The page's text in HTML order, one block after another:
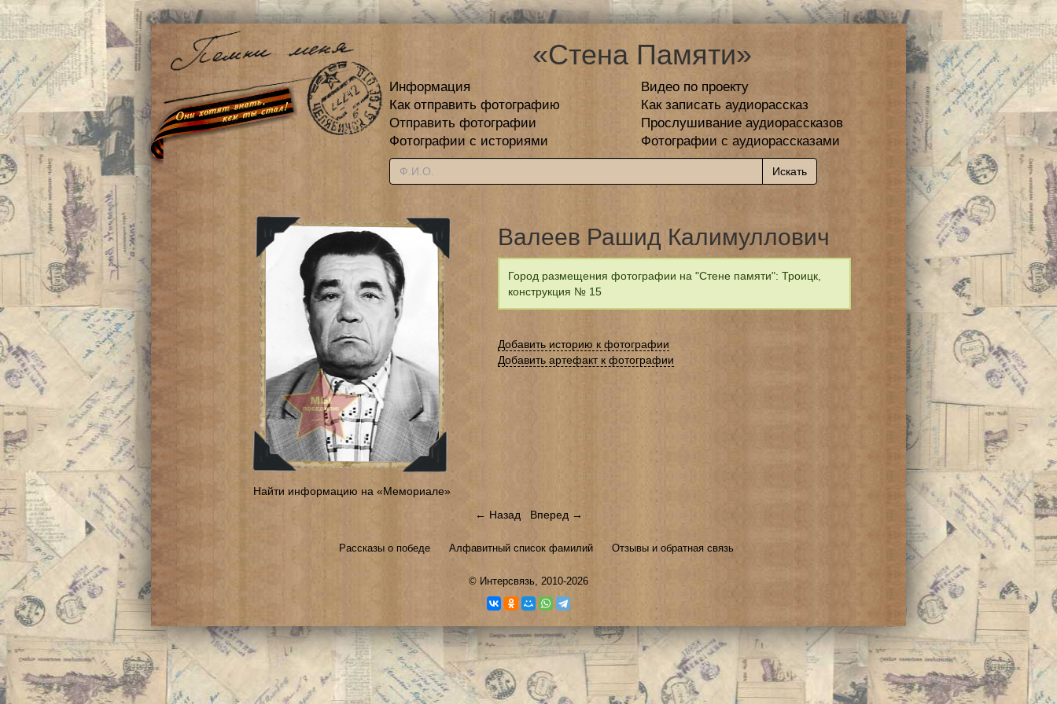
«Стена Памяти»
Информация
Видео по проекту
Как отправить фотографию
Как записать аудиорассказ
Отправить фотографии
Прослушивание аудиорассказов
Фотографии с историями
Фотографии с аудиорассказами
Найти информацию на «Мемориале»
Валеев Рашид Калимуллович
Город размещения фотографии на "Стене памяти": Троицк,
конструкция № 15
Добавить историю к фотографии
Добавить артефакт к фотографии
← Назад Вперед →
Рассказы о победе Алфавитный список фамилий Отзывы и обратная связь
© Интерсвязь, 2010-2026